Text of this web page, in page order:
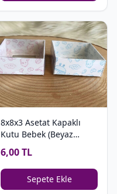
8x8x3 Asetat Kapaklı
Kutu Bebek (Beyaz
Zemin)
6,00 TL
Sepete Ekle